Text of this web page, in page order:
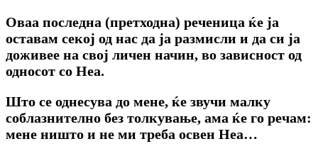
Оваа последна (претходна) реченица ќе ја
оставам секој од нас да ја размисли и да си ја
доживее на свој личен начин, во зависност од
односот со Неа.
Што се однесува до мене, ќе звучи малку
соблазнително без толкување, ама ќе го речам:
мене ништо и не ми треба освен Неа…